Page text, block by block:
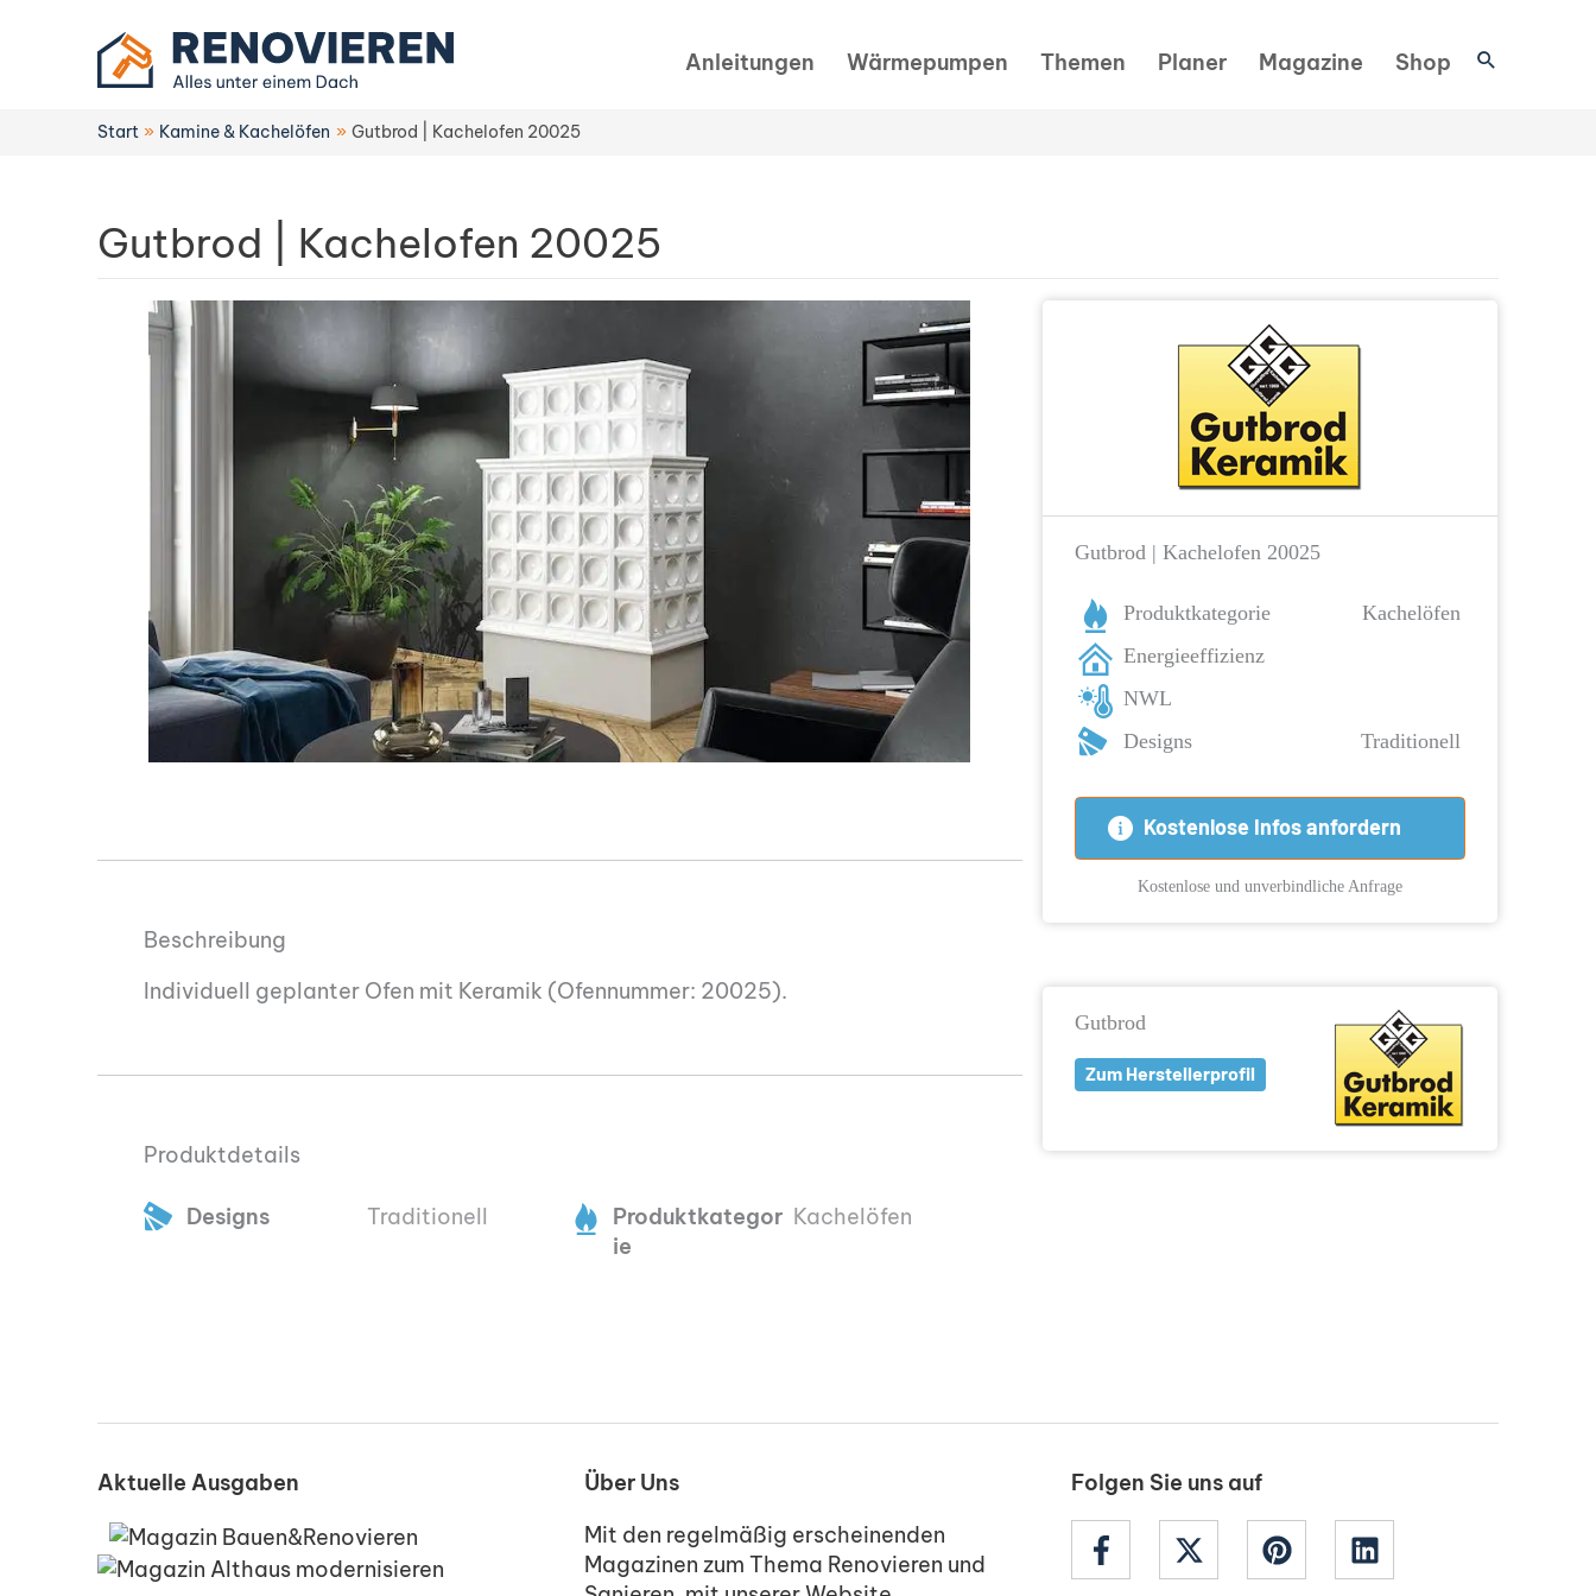
Anleitungen Wärmepumpen Themen Planer Magazine Shop Suchen
Start Kamine & Kachelöfen Gutbrod | Kachelofen 20025
Gutbrod | Kachelofen 20025
Beschreibung
Individuell geplanter Ofen mit Keramik (Ofennummer: 20025).
Produktdetails
Designs Traditionell
Produktkategor
ie
Kachelöfen
Gutbrod | Kachelofen 20025
Produktkategorie
Kachelöfen
Energieeffizienz
NWL
Designs
Traditionell
Kostenlose Infos anfordern
Kostenlose und unverbindliche Anfrage
Gutbrod
Zum Herstellerprofil
Aktuelle Ausgaben
Über Uns
Mit den regelmäßig erscheinenden
Magazinen zum Thema Renovieren und
Folgen Sie uns auf